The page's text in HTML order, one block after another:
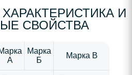
И
СВОЙСТВА
А
Марка
Б
Марка В